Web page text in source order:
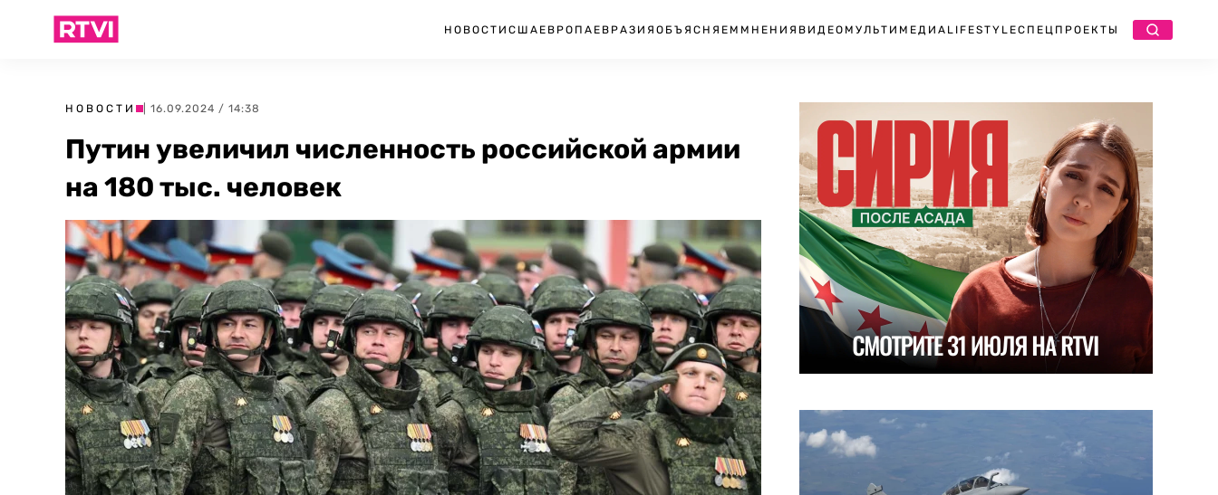
НОВОСТИ США ЕВРОПА ЕВРАЗИЯ ОБЪЯСНЯЕМ МНЕНИЯ ВИДЕО МУЛЬТИМЕДИА LIFESTYLEСПЕЦПРОЕКТЫ
НОВОСТИ | 16.09.2024 / 14:38
Путин увеличил численность российской армии
на 180 тыс. человек